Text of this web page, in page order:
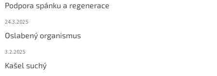
Podpora spánku a regenerace
24.3.2025
Oslabený organismus
3.2.2025
Kašel suchý